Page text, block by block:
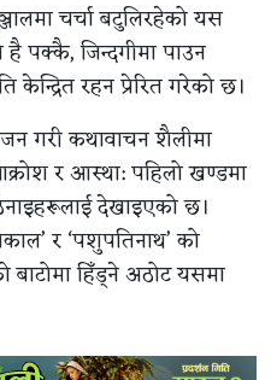
चर्चा बटुलिरहेको यस
पक्कै, जिन्दगीमा पाउन
केन्द्रित रहन प्रेरित गरेको छ।
गरी कथावाचन शैलीमा
र आस्था: पहिलो खण्डमा
देखाइएको छ।
र ‘पशुपतिनाथ’ को
बाटोमा हिँड्ने अठोट यसमा